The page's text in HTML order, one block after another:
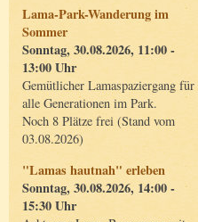
Lama-Park-Wanderung im
Sommer
Sonntag, 30.08.2026, 11:00 -
13:00 Uhr
Gemütlicher Lamaspaziergang für
alle Generationen im Park.
Noch 8 Plätze frei (Stand vom
03.08.2026)
"Lamas hautnah" erleben
Sonntag, 30.08.2026, 14:00 -
15:30 Uhr